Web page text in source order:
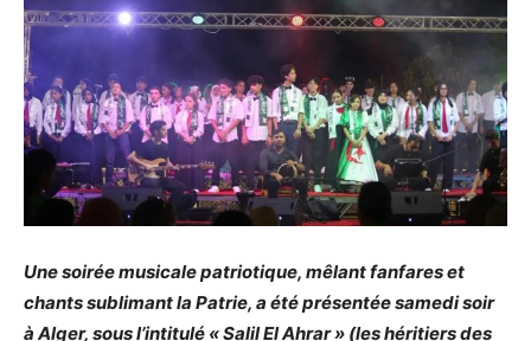
Une soirée musicale patriotique, mêlant fanfares et
chants sublimant la Patrie, a été présentée samedi soir
à Alger, sous l’intitulé « Salil El Ahrar » (les héritiers des